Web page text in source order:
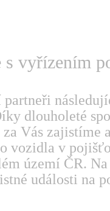
s vyřízením
partneři
dlouholeté
Vás zajistíme
vozidla v
území ČR.
události na